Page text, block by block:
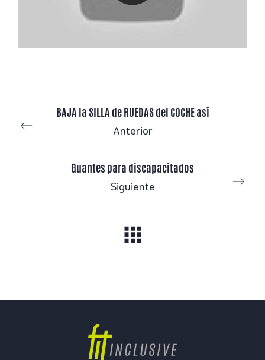
BAJA la SILLA de RUEDAS del COCHE así
Anterior
Guantes para discapacitados
Siguiente